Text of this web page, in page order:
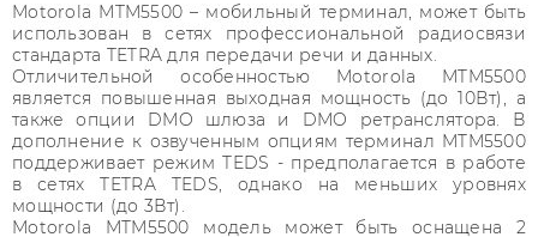
Motorola MTM5500 – мобильный терминал, может быть
использован в сетях профессиональной радиосвязи
стандарта TETRA для передачи речи и данных.
Отличительной особенностью Motorola MTM5500
является повышенная выходная мощность (до 10Вт), а
также опции DMO шлюза и DMO ретранслятора. В
дополнение к озвученным опциям терминал MTM5500
поддерживает режим TEDS - предполагается в работе
в сетях TETRA TEDS, однако на меньших уровнях
мощности (до 3Вт).
Motorola MTM5500 модель может быть оснащена 2